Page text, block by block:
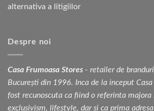
Despre noi
Casa Frumoasa Stores - retailer de
București din 1996. Inca de la inceput Casa
fost recunoscuta ca fiind o referinta majora
exclusivism, lifestyle, dar si ca prima